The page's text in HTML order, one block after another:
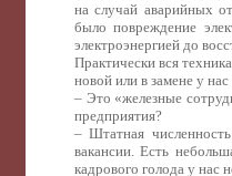
на случай аварийных
было повреждение
электроэнергией до
Практически вся
новой или в замене у
– Это «железные
предприятия?
– Штатная
вакансии. Есть
кадрового голода у нас